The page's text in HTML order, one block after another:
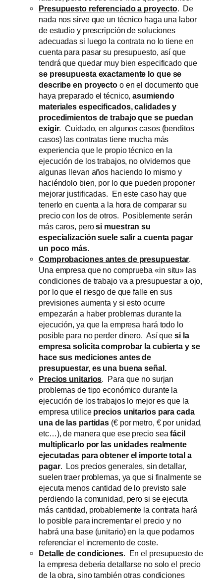
Presupuesto referenciado a proyecto. De
nada nos sirve que un técnico haga una labor
de estudio y prescripción de soluciones
adecuadas si luego la contrata no lo tiene en
cuenta para pasar su presupuesto, así que
tendrá que quedar muy bien especificado que
se presupuesta exactamente lo que se
describe en proyecto o en el documento que
haya preparado el técnico,asumiendo
materiales especificados, calidades y
procedimientos de trabajo que se puedan
exigir. Cuidado, en algunos casos (benditos
casos) las contratas tiene mucha más
experiencia que le propio técnico en la
ejecución de los trabajos, no olvidemos que
algunas llevan años haciendo lo mismo y
haciéndolo bien, por lo que pueden proponer
mejorar justificadas. En este caso hay que
tenerlo en cuenta a la hora de comparar su
precio con los de otros. Posiblemente serán
más caros, perosi muestran su
especialización suele salir a cuenta pagar
un poco más.
Comprobaciones antes de presupuestar.
Una empresa que no comprueba «in situ» las
condiciones de trabajo va a presupuestar a ojo,
por lo que el riesgo de que falle en sus
previsiones aumenta y si esto ocurre
empezarán a haber problemas durante la
ejecución, ya que la empresa hará todo lo
posible para no perder dinero. Así que si la
empresa solicita comprobar la cubierta y se
hace sus mediciones antes de
presupuestar, es una buena señal.
Precios unitarios. Para que no surjan
problemas de tipo económico durante la
ejecución de los trabajos lo mejor es que la
empresa utilice precios unitarios para cada
una de las partidas (€ por metro, € por unidad,
etc…), de manera que ese precio seafácil
multiplicarlo por las unidades realmente
ejecutadas para obtener el importe total a
pagar. Los precios generales, sin detallar,
suelen traer problemas, ya que si finalmente se
ejecuta menos cantidad de lo previsto sale
perdiendo la comunidad, pero si se ejecuta
más cantidad, probablemente la contrata hará
lo posible para incrementar el precio y no
habrá una base (unitario) en la que podamos
referenciar el incremento de coste.
Detalle de condiciones. En el presupuesto de
la empresa debería detallarse no solo el precio
de la obra, sino también otras condiciones